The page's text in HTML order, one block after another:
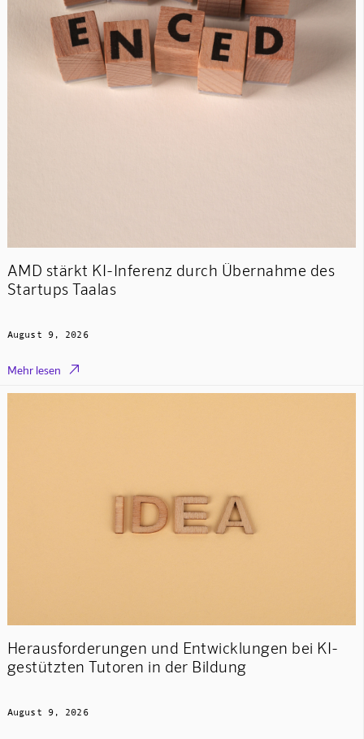
AMD stärkt KI-Inferenz durch Übernahme des
Startups Taalas
August 9, 2026
Mehr lesen 
Herausforderungen und Entwicklungen bei KI-
gestützten Tutoren in der Bildung
August 9, 2026